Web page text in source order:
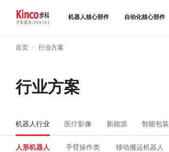
机器人核心部件 自动化核心部件
行业方案
首页 行业方案
行业方案
机器人行业 医疗影像 新能源 智能包装
人形机器人 手臂操作类 移动搬运机器人